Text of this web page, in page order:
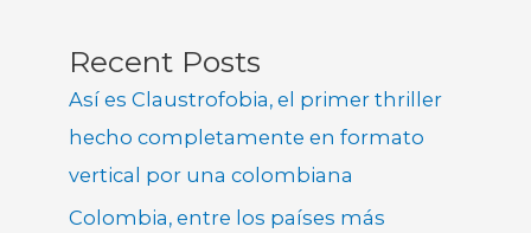
Recent Posts
Así es Claustrofobia, el primer thriller
hecho completamente en formato
vertical por una colombiana
Colombia, entre los países más